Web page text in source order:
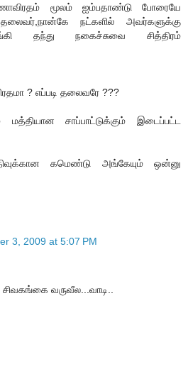
மூலம் ஐம்பதாண்டு போரையே
நட்களில் அவர்களுக்கு
தந்து நகைச்சுவை சித்திரம்
? எப்படி தலைவரே ???
மத்தியான சாப்பாட்டுக்கும் இடைப்பட்ட
கமெண்டு அங்கேயும் ஒன்னு
3, 2009 at 5:07 PM
வருவீல...வாடி..